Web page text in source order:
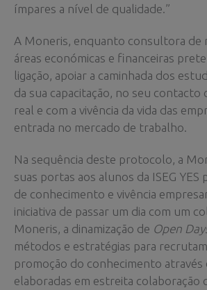
ímpares a nível de qualidade.”
A Moneris, enquanto consultora de
áreas económicas e financeiras
ligação, apoiar a caminhada dos
da sua capacitação, no seu contacto
real e com a vivência da vida das
entrada no mercado de trabalho.
Na sequência deste protocolo, a
suas portas aos alunos da ISEG YES
de conhecimento e vivência
iniciativa de passar um dia com um
Moneris, a dinamização de Open
métodos e estratégias para
promoção do conhecimento através
elaboradas em estreita colaboração